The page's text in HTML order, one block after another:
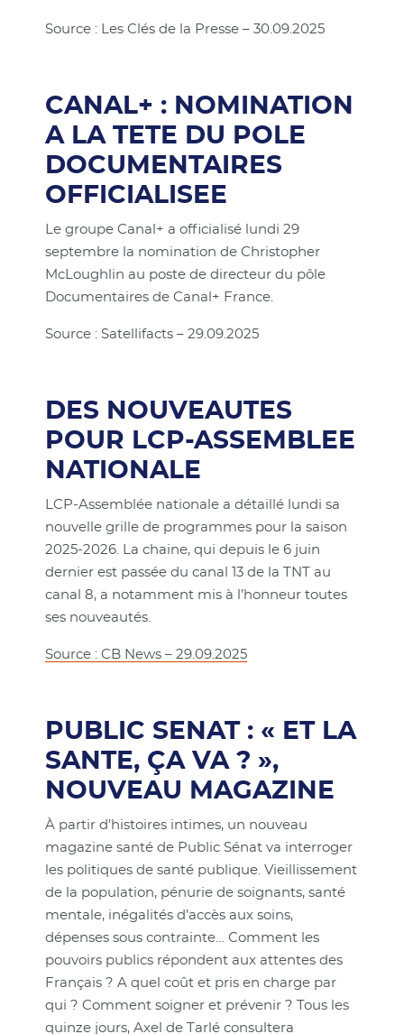
Source : Les Clés de la Presse – 30.09.2025
CANAL+ : NOMINATION
A LA TETE DU POLE
DOCUMENTAIRES
OFFICIALISEE
Le groupe Canal+ a officialisé lundi 29
septembre la nomination de Christopher
McLoughlin au poste de directeur du pôle
Documentaires de Canal+ France.
Source : Satellifacts – 29.09.2025
DES NOUVEAUTES
POUR LCP-ASSEMBLEE
NATIONALE
LCP-Assemblée nationale a détaillé lundi sa
nouvelle grille de programmes pour la saison
2025-2026. La chaine, qui depuis le 6 juin
dernier est passée du canal 13 de la TNT au
canal 8, a notamment mis à l’honneur toutes
ses nouveautés.
Source : CB News – 29.09.2025
PUBLIC SENAT : « ET LA
SANTE, ÇA VA ? »,
NOUVEAU MAGAZINE
À partir d’histoires intimes, un nouveau
magazine santé de Public Sénat va interroger
les politiques de santé publique. Vieillissement
de la population, pénurie de soignants, santé
mentale, inégalités d’accès aux soins,
dépenses sous contrainte… Comment les
pouvoirs publics répondent aux attentes des
Français ? A quel coût et pris en charge par
qui ? Comment soigner et prévenir ? Tous les
quinze jours, Axel de Tarlé consultera